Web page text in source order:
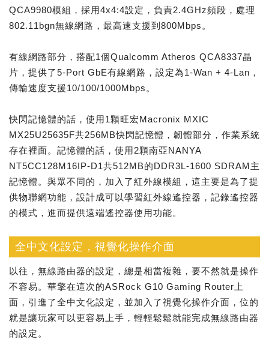
QCA9980模組，採用4x4:4設定，負責2.4GHz頻段，處理
802.11bgn無線網路，最高速支援到800Mbps。
有線網路部分，搭配1個Qualcomm Atheros QCA8337晶
片，提供了5-Port GbE有線網路，設定為1-Wan + 4-Lan，
傳輸速度支援10/100/1000Mbps。
快閃記憶體的話，使用1顆旺宏Macronix MXIC
MX25U25635F共256MB快閃記憶體，韌體部分，作業系統
存在裡面。記憶體的話，使用2顆南亞NANYA
NT5CC128M16IP-D1共512MB的DDR3L-1600 SDRAM主
記憶體。與眾不同的，加入了紅外線模組，這主要是為了提
供物聯網功能，設計成可以學習紅外線遙控器，記錄遙控器
的模式，進而提供遠端遙控器使用功能。
全中文化設定，視覺化操作介面
以往，無線路由器的設定，總是相當複雜，要不然就是操作
不容易。華擎在這次的ASRock G10 Gaming Router上
面，引進了全中文化設定，並加入了視覺化操作介面，位的
就是讓玩家可以更容易上手，輕輕鬆鬆就能完成無線路由器
的設定。